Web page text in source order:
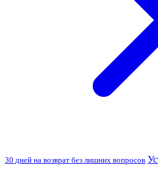
30 дней на возврат без лишних вопросов